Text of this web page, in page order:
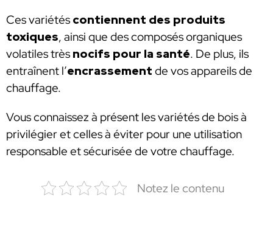
Ces variétés contiennent des produits
toxiques, ainsi que des composés organiques
volatiles très nocifs pour la santé. De plus, ils
entraînent l’encrassement de vos appareils de
chauffage.
Vous connaissez à présent les variétés de bois à
privilégier et celles à éviter pour une utilisation
responsable et sécurisée de votre chauffage.
Notez le contenu